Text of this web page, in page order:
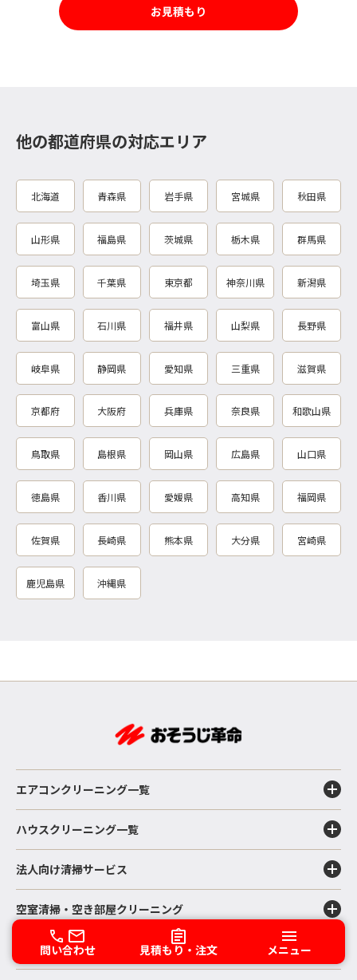
お見積もり
他の都道府県の対応エリア
北海道 青森県 岩手県 宮城県 秋田県
山形県 福島県 茨城県 栃木県 群馬県
埼玉県 千葉県 東京都 神奈川県 新潟県
富山県 石川県 福井県 山梨県 長野県
岐阜県 静岡県 愛知県 三重県 滋賀県
京都府 大阪府 兵庫県 奈良県 和歌山県
鳥取県 島根県 岡山県 広島県 山口県
徳島県 香川県 愛媛県 高知県 福岡県
佐賀県 長崎県 熊本県 大分県 宮崎県
鹿児島県 沖縄県
問い合わせ 見積もり・注文 メニュー
エアコンクリーニング一覧
ハウスクリーニング一覧
法人向け清掃サービス
空室清掃・空き部屋クリーニング
専門設備系清掃